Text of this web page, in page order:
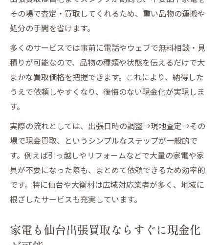
その場で査定・買取してくれるため、重い品物の運搬や
処分の手間を省けます。
多くのサービスでは事前に電話やウェブで無料相談・見
積りが可能なので、品物の種類や状態を伝えるだけで大
まかな買取価格を把握できます。これにより、納得した
うえで依頼しやすくなり、後悔のない現金化が実現しま
す。
実際の流れとしては、出張日時の調整→現地査定→その
場で現金買取、というシンプルなステップが一般的で
す。例えば引っ越しやリフォームなどで大量の家電や家
具が不要になった際も、まとめて依頼できるため効率的
です。特に仙台や大衡村は広域対応業者が多く、地域に
根ざしたサービスも充実しています。
家電も仙台出張買取ならすぐに現金化